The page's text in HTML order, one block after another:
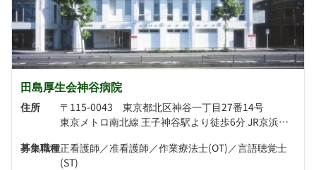
田島厚生会神谷病院
住所
〒115-0043 東京都北区神谷一丁目27番14号
東京メトロ南北線 王子神谷駅より徒歩6分 JR京浜東北線 東十条駅より徒歩8分
募集職種正看護師／准看護師／作業療法士(OT)／言語聴覚士
(ST)